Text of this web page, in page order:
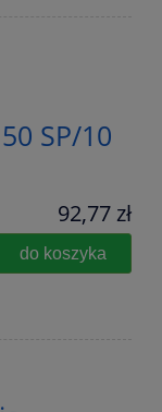
SP/10
92,77 zł
do koszyka